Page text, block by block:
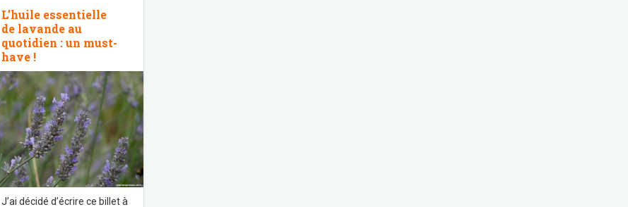
L’huile essentielle
de lavande au
quotidien : un must-
have !
J’ai décidé d’écrire ce billet à